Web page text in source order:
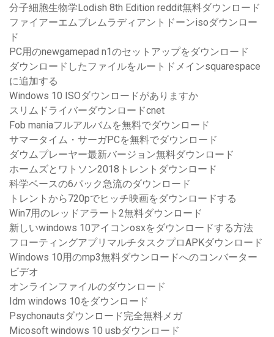
分子細胞生物学Lodish 8th Edition reddit無料ダウンロード
ファイアーエムブレムラディアントドーンisoダウンロー
ド
PC用のnewgamepad n1のセットアップをダウンロード
ダウンロードしたファイルをルートドメインsquarespace
に追加する
Windows 10 ISOダウンロードがありますか
スリムドライバーダウンロードcnet
Fob maniaフルアルバムを無料でダウンロード
サマータイム・サーガPCを無料でダウンロード
ダウムプレーヤー最新バージョン無料ダウンロード
ホームズとワトソン2018トレントダウンロード
科学ベースの6パック急流のダウンロード
トレントから720pでヒッチ映画をダウンロードする
Win7用のレッドアラート2無料ダウンロード
新しいwindows 10アイコンosxをダウンロードする方法
フローティングアプリマルチタスクプロAPKダウンロード
Windows 10用のmp3無料ダウンロードへのコンバーター
ビデオ
オンラインファイルのダウンロード
Idm windows 10をダウンロード
Psychonautsダウンロード完全無料メガ
Micosoft windows 10 usbダウンロード